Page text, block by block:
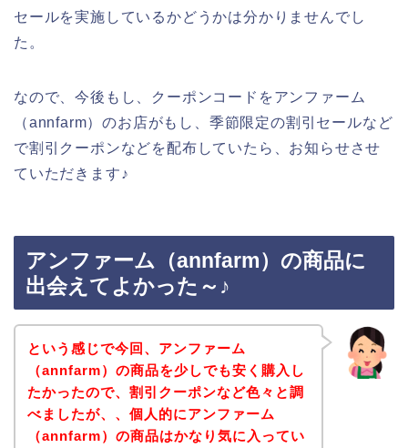
セールを実施しているかどうかは分かりませんでし
た。
なので、今後もし、クーポンコードをアンファーム
（annfarm）のお店がもし、季節限定の割引セールなど
で割引クーポンなどを配布していたら、お知らせさせ
ていただきます♪
アンファーム（annfarm）の商品に
出会えてよかった～♪
という感じで今回、アンファーム
（annfarm）の商品を少しでも安く購入し
たかったので、割引クーポンなど色々と調
べましたが、、個人的にアンファーム
（annfarm）の商品はかなり気に入ってい